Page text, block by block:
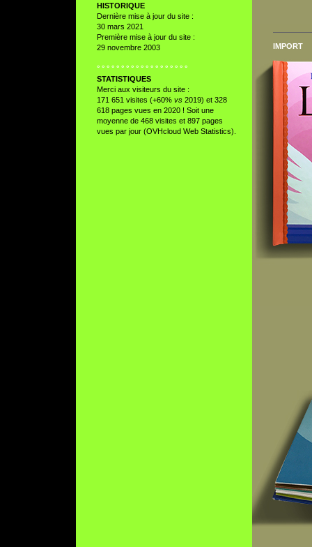
HISTORIQUE
Dernière mise à jour du site :
30 mars 2021
Première mise à jour du site :
29 novembre 2003
° ° ° ° ° ° ° ° ° ° ° ° ° ° ° ° ° ° °
STATISTIQUES
Merci aux visiteurs du site :
171 651 visites (+60% vs2019) et 328
618 pages vues en 2020 ! Soit une
moyenne de 468 visites et 897 pages
vues par jour (OVHcloud Web Statistics).
IMPORT